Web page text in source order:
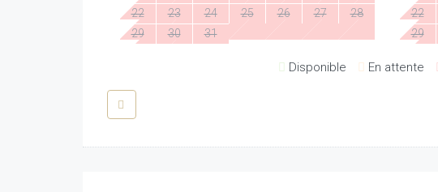
22
23 24 25 26 27
28
29
30 31
22
29
Disponible En attente